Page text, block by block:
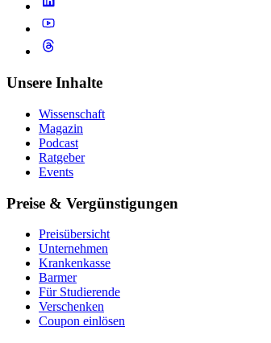
Unsere Inhalte
Wissenschaft
Magazin
Podcast
Ratgeber
Events
Preise & Vergünstigungen
Preisübersicht
Unternehmen
Krankenkasse
Barmer
Für Studierende
Ver­schen­ken
Coupon einlösen